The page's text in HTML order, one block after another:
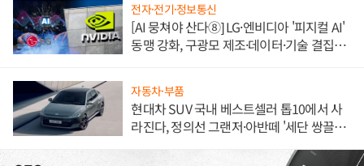
전자·전기·정보통신
[AI 뭉쳐야 산다⑧] LG·엔비디아 '피지컬 AI'
동맹 강화, 구광모 제조·데이터·기술 결집
자동차·부품
현대차 SUV 국내 베스트셀러 톱10에서 사
라진다, 정의선 그랜저·아반떼 '세단 쌍끌